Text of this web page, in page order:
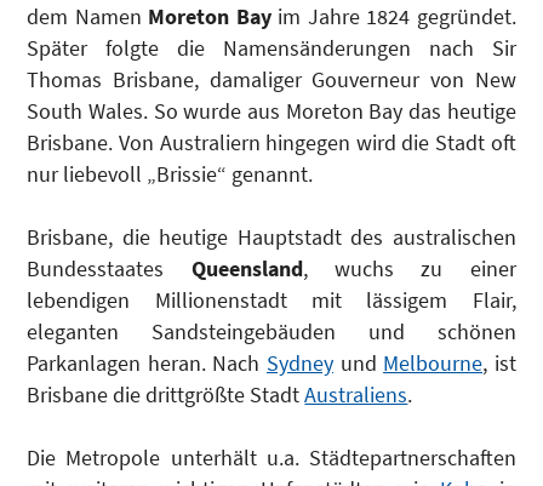
dem Namen Moreton Bayim Jahre 1824 gegründet.
Später folgte die Namensänderungen nach Sir
Thomas Brisbane, damaliger Gouverneur von New
South Wales. So wurde aus Moreton Bay das heutige
Brisbane. Von Australiern hingegen wird die Stadt oft
nur liebevoll „Brissie“ genannt.
Brisbane, die heutige Hauptstadt des australischen
Bundesstaates Queensland, wuchs zu einer
lebendigen Millionenstadt mit lässigem Flair,
eleganten Sandsteingebäuden und schönen
Parkanlagen heran. Nach Sydney und Melbourne, ist
Brisbane die drittgrößte StadtAustraliens.
Die Metropole unterhält u.a. Städtepartnerschaften